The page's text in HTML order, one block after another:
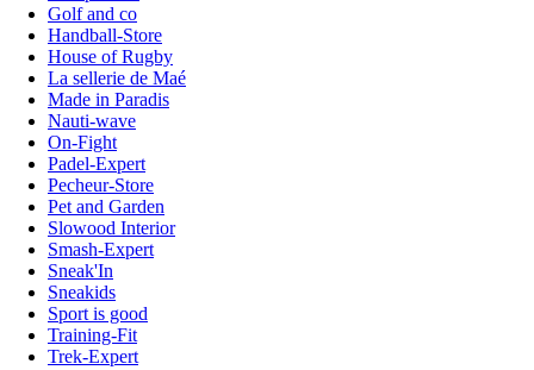
Golf and co
Handball-Store
House of Rugby
La sellerie de Maé
Made in Paradis
Nauti-wave
On-Fight
Padel-Expert
Pecheur-Store
Pet and Garden
Slowood Interior
Smash-Expert
Sneak'In
Sneakids
Sport is good
Training-Fit
Trek-Expert